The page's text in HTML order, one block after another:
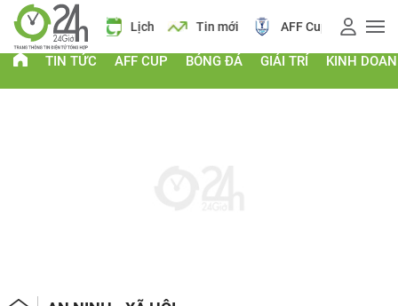
Lịch Tin mới AFF Cup Giá vàng
TIN TỨC AFF CUP BÓNG ĐÁ GIẢI TRÍ KINH